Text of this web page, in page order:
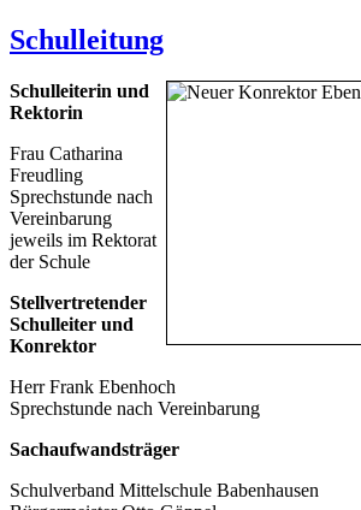
Schulleitung
Schulleiterin und
Rektorin
Frau Catharina
Freudling
Sprechstunde nach
Vereinbarung
jeweils im Rektorat
der Schule
Stellvertretender
Schulleiter und
Konrektor
Herr Frank Ebenhoch
Sprechstunde nach Vereinbarung
Sachaufwandsträger
Schulverband Mittelschule Babenhausen